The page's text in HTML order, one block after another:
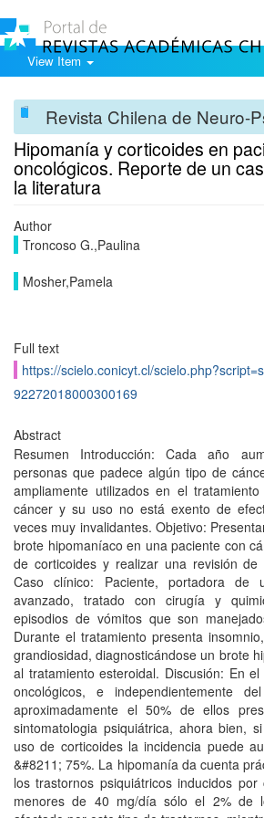
View Item
Revista Chilena de Neuro-
Hipomanía y corticoides en
oncológicos. Reporte de un
la literatura
Author
Troncoso G.,Paulina
Mosher,Pamela
Full text
https://scielo.conicyt.cl/
92272018000300169
Abstract
Resumen Introducción: Cada año
personas que padece algún tipo de
ampliamente utilizados en el
cáncer y su uso no está exento de
veces muy invalidantes. Objetivo:
brote hipomaníaco en una paciente con
de corticoides y realizar una revisión
Caso clínico: Paciente, portadora de
avanzado, tratado con cirugía y
episodios de vómitos que son
Durante el tratamiento presenta
grandiosidad, diagnosticándose un brote
al tratamiento esteroidal. Discusión: En
oncológicos, e independientemente
aproximadamente el 50% de ellos
sintomatologia psiquiátrica, ahora bien,
uso de corticoides la incidencia puede
&#8211; 75%. La hipomanía da cuenta
los trastornos psiquiátricos inducidos
menores de 40 mg/día sólo el 2% de